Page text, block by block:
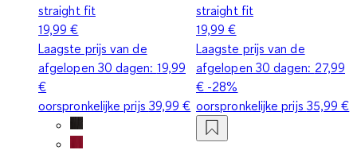
straight fit
19,99 €
Laagste prijs van de
afgelopen 30 dagen: 19,99
€
oorspronkelijke prijs 39,99 €
straight fit
19,99 €
Laagste prijs van de
afgelopen 30 dagen: 27,99
€ -28%
oorspronkelijke prijs 35,99 €